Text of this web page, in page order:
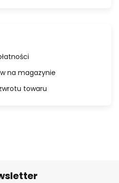
na magazynie
towaru